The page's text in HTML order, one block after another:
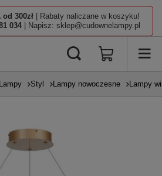
od 300zł | Rabaty naliczane w koszyku!
034 | Napisz: sklep@cudownelampy.pl
Styl Lampy nowoczesne Lampy